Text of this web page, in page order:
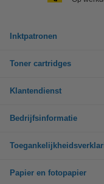
Inktpatronen
Toner cartridges
Klantendienst
Bedrijfsinformatie
Papier en fotopapier